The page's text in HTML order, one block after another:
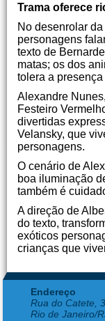
Trama oferece
No desenrolar da
personagens
texto de
matas; os dos
tolera a
Alexandre
Festeiro
divertidas
Velansky, que
personagens.
O cenário de
boa iluminação
também é
A direção de
do texto,
exóticos
crianças que
Endereço
Rua do Catete,
Rio de Janeiro/